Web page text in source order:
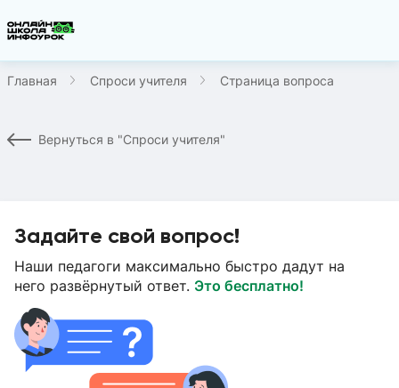
Главная Спроси учителя Страница вопроса
Вернуться в "Спроси учителя"
Задайте свой вопрос!
Наши педагоги максимально быстро дадут на
него развёрнутый ответ. Это бесплатно!